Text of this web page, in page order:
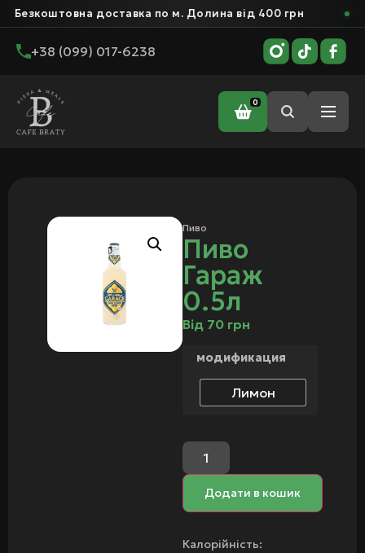
доставка по м. Долина від 400 грн
+38 (099) 017-6238
0
Головна /
Пиво
Пиво
Гараж
0.5л
Від 70 грн
модификация
Лимон
Додати в кошик
Калорійність: